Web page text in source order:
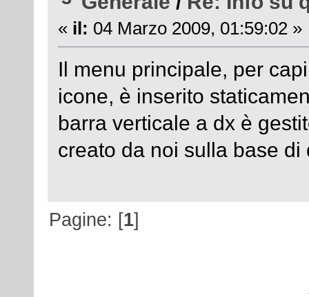
« il: 04 Marzo 2009, 01:59:02 »
Il menu principale, per
icone, è inserito
barra verticale a dx è
creato da noi sulla base
Pagine: [1]